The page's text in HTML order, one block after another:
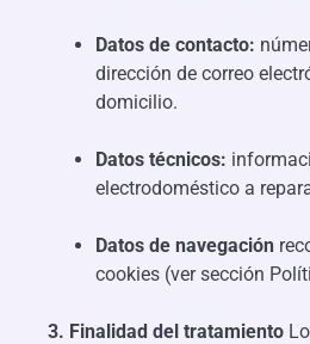
Datos de contacto:
dirección de correo
domicilio.
Datos técnicos:
electrodoméstico a
Datos de navegación
cookies (ver sección
3. Finalidad del tratamiento